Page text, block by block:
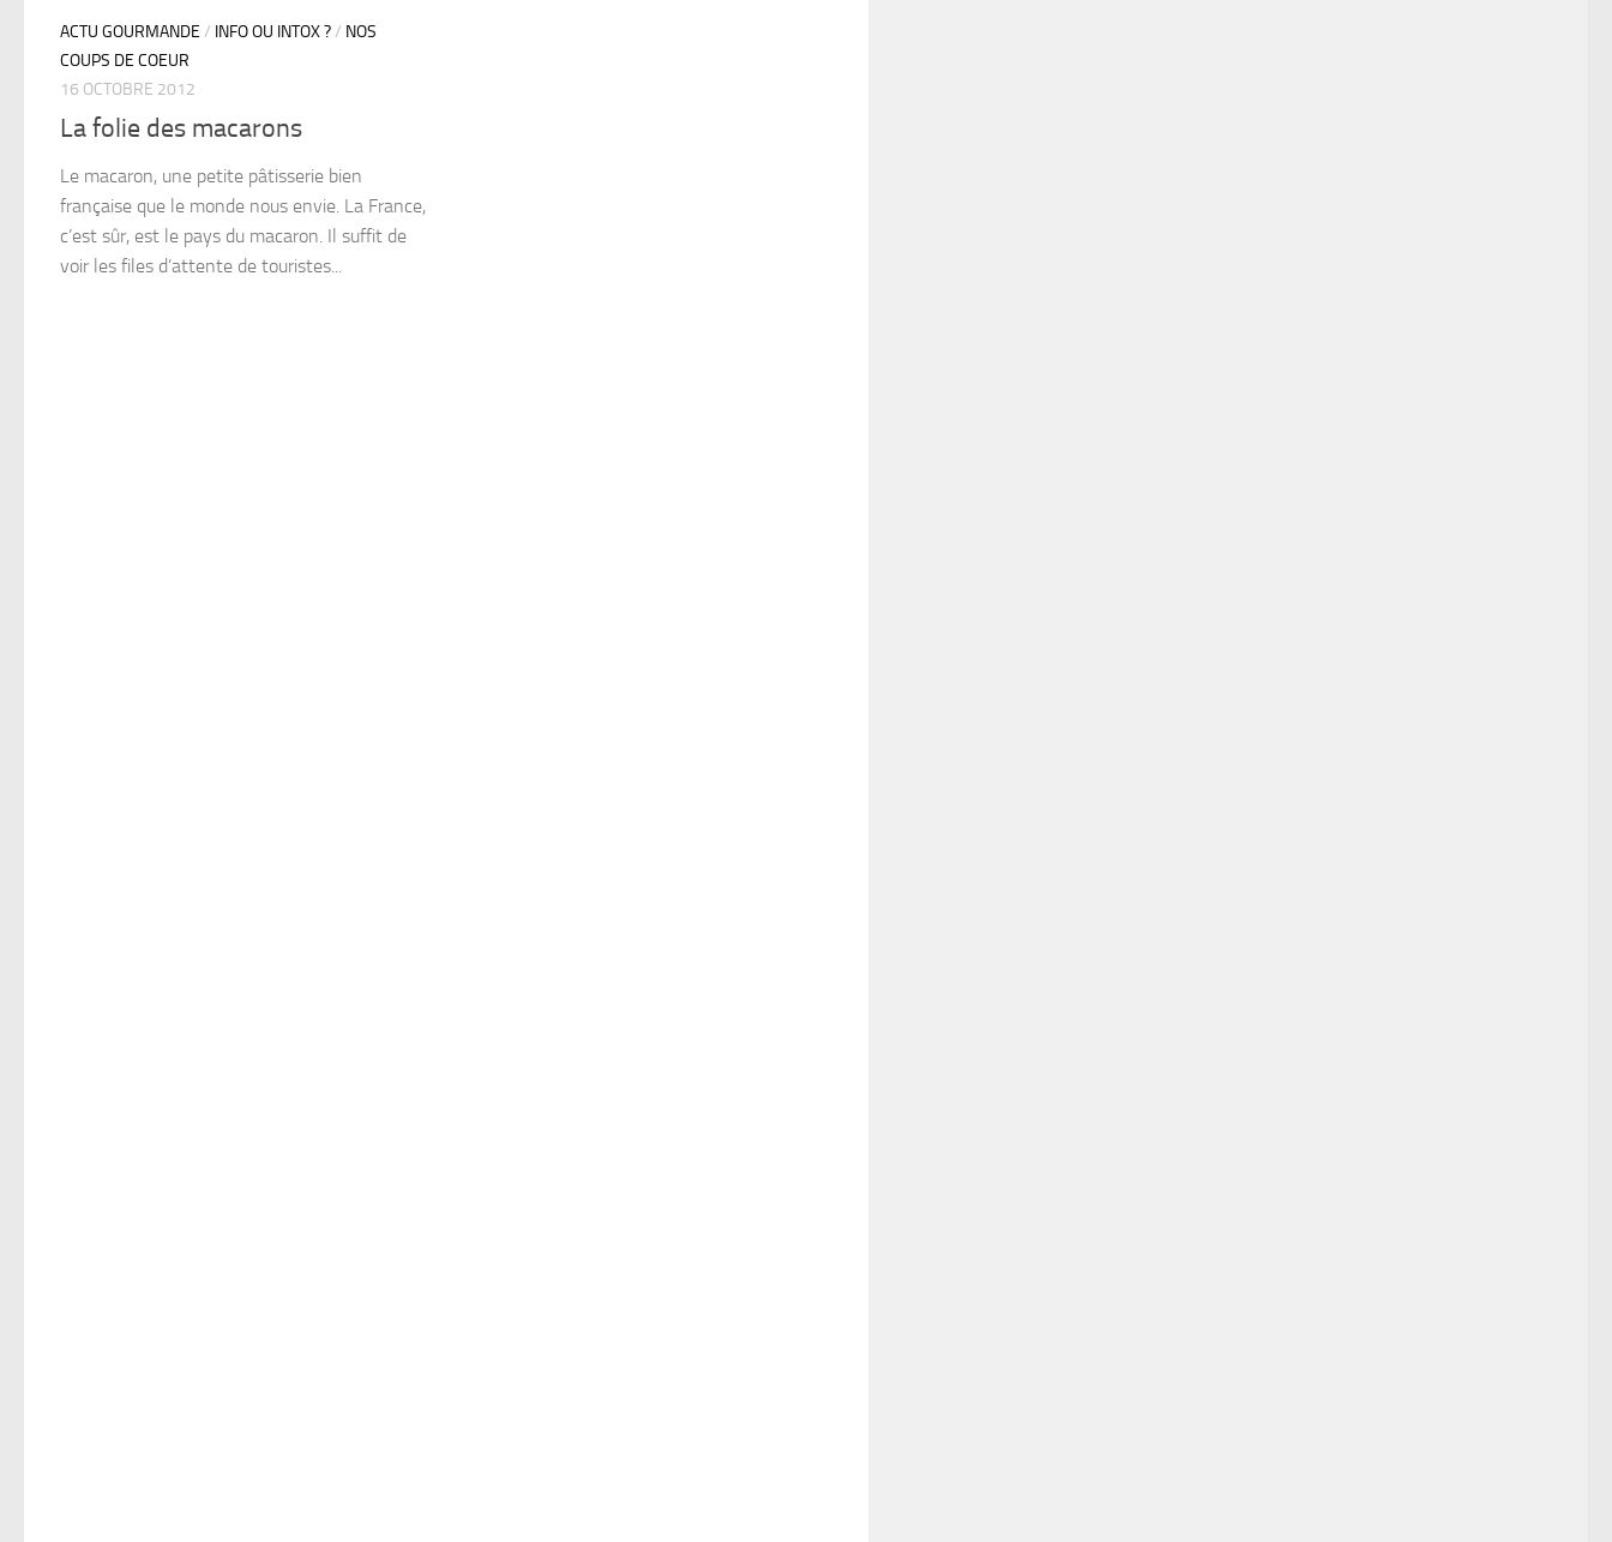
ACTU GOURMANDE / INFO OU INTOX ?/ NOS
COUPS DE COEUR
16 OCTOBRE 2012
La folie des macarons
Le macaron, une petite pâtisserie bien
française que le monde nous envie. La France,
c’est sûr, est le pays du macaron. Il suffit de
voir les files d’attente de touristes...